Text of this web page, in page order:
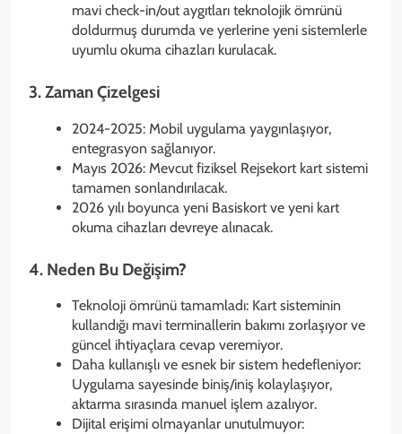
mavi check-in/out aygıtları teknolojik ömrünü
doldurmuş durumda ve yerlerine yeni sistemlerle
uyumlu okuma cihazları kurulacak.
3. Zaman Çizelgesi
2024-2025: Mobil uygulama yaygınlaşıyor,
entegrasyon sağlanıyor.
Mayıs 2026: Mevcut fiziksel Rejsekort kart sistemi
tamamen sonlandırılacak.
2026 yılı boyunca yeni Basiskort ve yeni kart
okuma cihazları devreye alınacak.
4. Neden Bu Değişim?
Teknoloji ömrünü tamamladı: Kart sisteminin
kullandığı mavi terminallerin bakımı zorlaşıyor ve
güncel ihtiyaçlara cevap veremiyor.
Daha kullanışlı ve esnek bir sistem hedefleniyor:
Uygulama sayesinde biniş/iniş kolaylaşıyor,
aktarma sırasında manuel işlem azalıyor.
Dijital erişimi olmayanlar unutulmuyor: